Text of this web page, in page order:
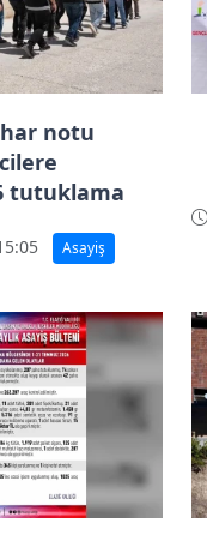
notu
tutuklama
Asayiş